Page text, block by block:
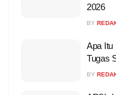
2026
BY
Apa Itu
Tugas
BY